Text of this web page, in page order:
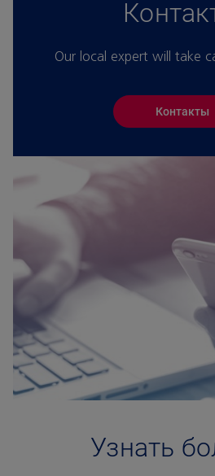
Our local expert will take
Контакты
Узнать